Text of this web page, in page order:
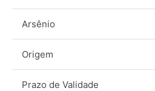
Arsênio
Origem
Prazo de Validade